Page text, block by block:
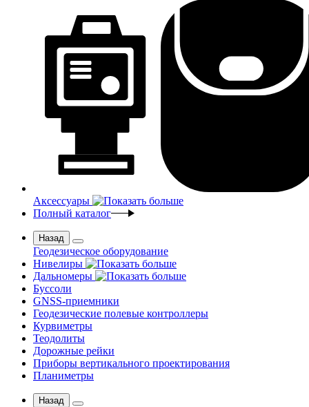
Аксессуары
Полный каталог
Назад
Геодезическое оборудование
Нивелиры
Дальномеры
Буссоли
GNSS-приемники
Геодезические полевые контроллеры
Курвиметры
Теодолиты
Дорожные рейки
Приборы вертикального проектирования
Планиметры
Назад